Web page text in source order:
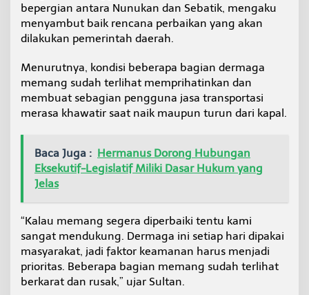
bepergian antara Nunukan dan Sebatik, mengaku
menyambut baik rencana perbaikan yang akan
dilakukan pemerintah daerah.
Menurutnya, kondisi beberapa bagian dermaga
memang sudah terlihat memprihatinkan dan
membuat sebagian pengguna jasa transportasi
merasa khawatir saat naik maupun turun dari kapal.
Baca Juga : Hermanus Dorong Hubungan
Eksekutif-Legislatif Miliki Dasar Hukum yang
Jelas
“Kalau memang segera diperbaiki tentu kami
sangat mendukung. Dermaga ini setiap hari dipakai
masyarakat, jadi faktor keamanan harus menjadi
prioritas. Beberapa bagian memang sudah terlihat
berkarat dan rusak,” ujar Sultan.